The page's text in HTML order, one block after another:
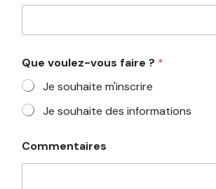
Que voulez-vous faire ? *
Je souhaite m'inscrire
Je souhaite des informations
Commentaires